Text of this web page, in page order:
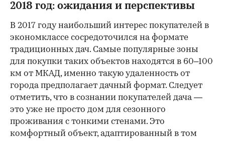
2018 год: ожидания и перспективы
В 2017 году наибольший интерес покупателей в
экономклассе сосредоточился на формате
традиционных дач. Самые популярные зоны
для покупки таких объектов находятся в 60–100
км от МКАД, именно такую удаленность от
города предполагает дачный формат. Следует
отметить, что в сознании покупателей дача —
это уже не просто дом для сезонного
проживания с тонкими стенами. Это
комфортный объект, адаптированный в том